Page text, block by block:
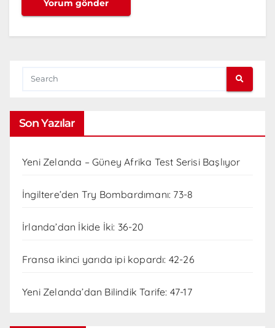
Son Yazılar
Yeni Zelanda – Güney Afrika Test Serisi Başlıyor
İngiltere’den Try Bombardımanı: 73-8
İrlanda’dan İkide İki: 36-20
Fransa ikinci yarıda ipi kopardı: 42-26
Yeni Zelanda’dan Bilindik Tarife: 47-17